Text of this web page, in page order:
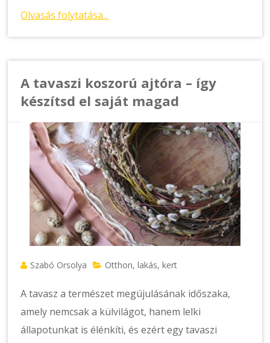
Olvasás folytatása...
A tavaszi koszorú ajtóra – így
készítsd el saját magad
Szabó Orsolya Otthon, lakás, kert
A tavasz a természet megújulásának időszaka,
amely nemcsak a külvilágot, hanem lelki
állapotunkat is élénkíti, és ezért egy tavaszi